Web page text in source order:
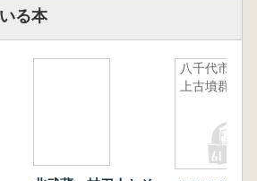
る本
八千代市村
上古墳群